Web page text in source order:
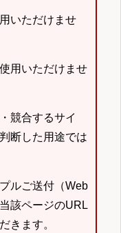
いただけませ
用いただけませ
競合するサイ
断した用途では
ルご送付（Web
該ページのURL
きます。